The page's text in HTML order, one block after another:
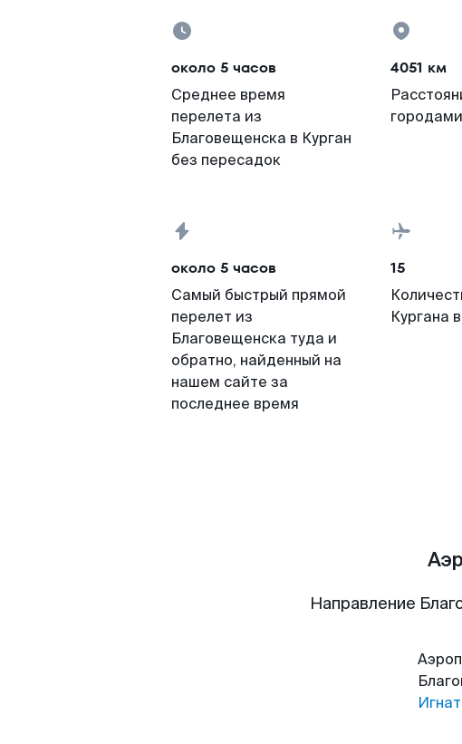
около 5 часов
Среднее время
перелета из
Благовещенска в Курган
без пересадок
4051 км
городами
около 5 часов
Самый быстрый прямой
перелет из
Благовещенска туда и
обратно, найденный на
нашем сайте за
последнее время
15
Кургана
Направление